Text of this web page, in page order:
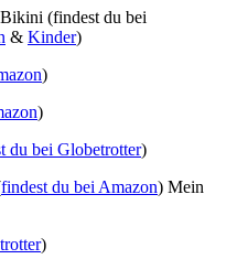
(findest du bei
& Kinder)
)
)
du bei Globetrotter)
findest du bei Amazon) Mein
)